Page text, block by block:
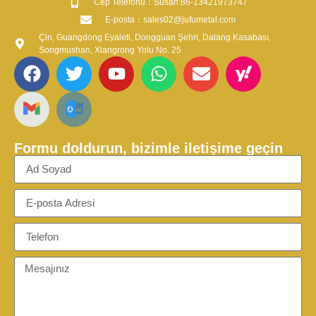
​E-posta​：sales02@jufumetal.com
Çin, Guangdong Eyaleti, Dongguan Şehri, Dalang Kasabası,
Songmushan, Xiangrong Yolu No. 25
Formu doldurun, bizimle iletişime geçin